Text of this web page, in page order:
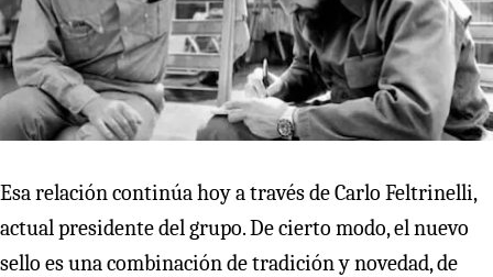
Esa relación continúa hoy a través de Carlo Feltrinelli,
actual presidente del grupo. De cierto modo, el nuevo
sello es una combinación de tradición y novedad, de